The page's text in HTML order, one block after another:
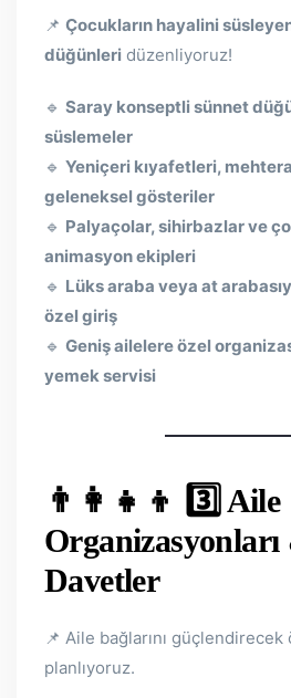
📌 Çocukların hayalini
düğünleri düzenliyoruz!
🔹 Saray konseptli sünnet
süslemeler
🔹 Yeniçeri kıyafetleri,
geleneksel gösteriler
🔹 Palyaçolar, sihirbazlar ve
animasyon ekipleri
🔹 Lüks araba veya at
özel giriş
🔹 Geniş ailelere özel
yemek servisi
👨‍👩‍👧‍👦 3️⃣ Aile
Davetler
📌 Aile bağlarını
planlıyoruz.